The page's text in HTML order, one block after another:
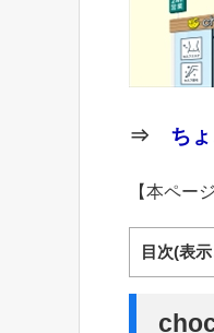
⇒ ち
【本ペー
目次(表